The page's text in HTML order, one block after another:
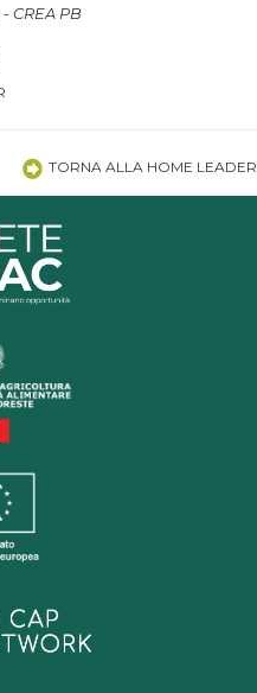
CREA PB
TORNA ALLA HOME LEADER